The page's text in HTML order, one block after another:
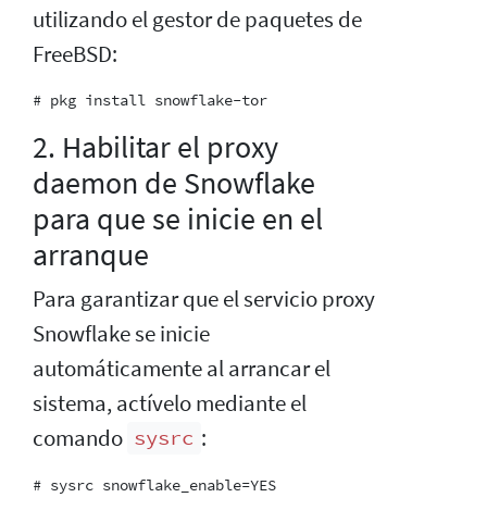
utilizando el gestor de paquetes de
FreeBSD:
2. Habilitar el proxy
daemon de Snowflake
para que se inicie en el
arranque
Para garantizar que el servicio proxy
Snowflake se inicie
automáticamente al arrancar el
sistema, actívelo mediante el
comando sysrc :